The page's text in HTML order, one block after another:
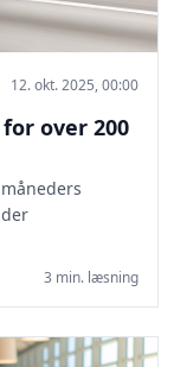
12. okt. 2025, 00:00
over 200
3 min. læsning